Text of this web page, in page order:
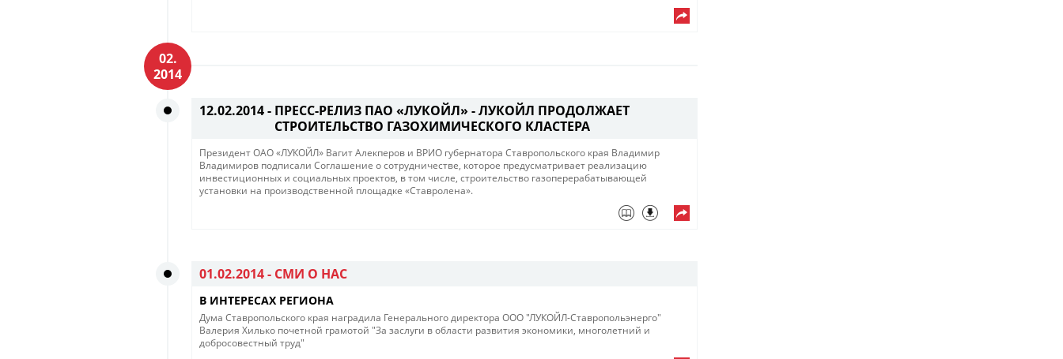
02.
2014
12.02.2014 - ПРЕСС-РЕЛИЗ ПАО «ЛУКОЙЛ» - ЛУКОЙЛ ПРОДОЛЖАЕТ
СТРОИТЕЛЬСТВО ГАЗОХИМИЧЕСКОГО КЛАСТЕРА
Президент ОАО «ЛУКОЙЛ» Вагит Алекперов и ВРИО губернатора Ставропольского края Владимир
Владимиров подписали Соглашение о сотрудничестве, которое предусматривает реализацию
инвестиционных и социальных проектов, в том числе, строительство газоперерабатывающей
установки на производственной площадке «Ставролена».
01.02.2014 - СМИ О НАС
В ИНТЕРЕСАХ РЕГИОНА
Дума Ставропольского края наградила Генерального директора ООО "ЛУКОЙЛ-Ставропольэнерго"
Валерия Хилько почетной грамотой "За заслуги в области развития экономики, многолетний и
добросовестный труд"